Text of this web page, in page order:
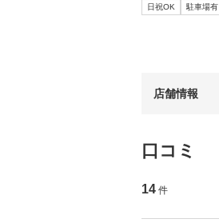
日祝OK 駐車場有
店舗情報
口コミ
14 件